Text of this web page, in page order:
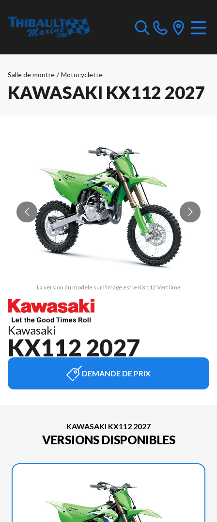
Salle de montre / Motocyclette
KAWASAKI KX112 2027
La version du modèle sur l'image est le KX112 Vert lime
Kawasaki
KX112 2027
DEMANDE DE PRIX
KAWASAKI KX112 2027
VERSIONS DISPONIBLES